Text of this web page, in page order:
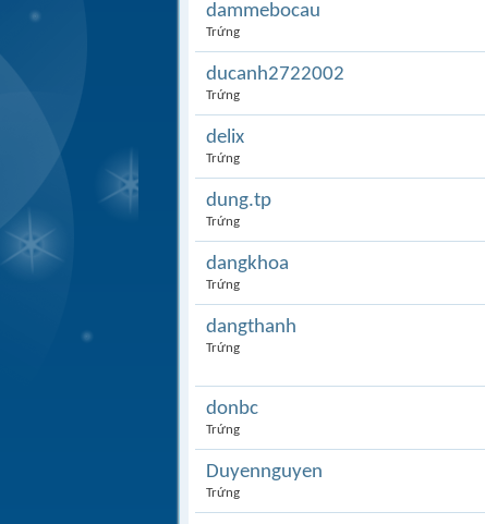
dammebocau
Trứng
ducanh2722002
Trứng
delix
Trứng
dung.tp
Trứng
dangkhoa
Trứng
dangthanh
Trứng
donbc
Trứng
Duyennguyen
Trứng